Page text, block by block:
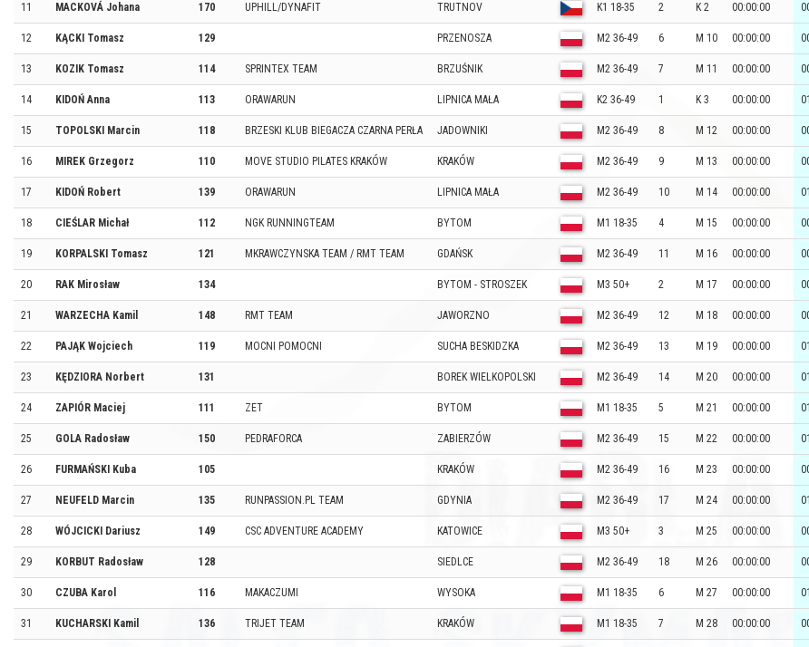
11 MACKOVÁ Johana 170 UPHILL/DYNAFIT TRUTNOV K1 18-35 2 K 2 00:00:00
12 KĄCKI Tomasz 129 PRZENOSZA M2 36-49 6 M 10 00:00:00
13 KOZIK Tomasz 114 SPRINTEX TEAM BRZUŚNIK M2 36-49 7 M 11 00:00:00
14 KIDOŃ Anna 113 ORAWARUN LIPNICA MAŁA K2 36-49 1 K 3 00:00:00
15 TOPOLSKI Marcin 118 BRZESKI KLUB BIEGACZA CZARNA PERŁA JADOWNIKI M2 36-49 8 M 12 00:00:00
16 MIREK Grzegorz 110 MOVE STUDIO PILATES KRAKÓW KRAKÓW M2 36-49 9 M 13 00:00:00
17 KIDOŃ Robert 139 ORAWARUN LIPNICA MAŁA M2 36-49 10 M 14 00:00:00
18 CIEŚLAR Michał 112 NGK RUNNINGTEAM BYTOM M1 18-35 4 M 15 00:00:00
19 KORPALSKI Tomasz 121 MKRAWCZYNSKA TEAM / RMT TEAM GDAŃSK M2 36-49 11 M 16 00:00:00
20 RAK Mirosław 134 BYTOM - STROSZEK M3 50+ 2 M 17 00:00:00
21 WARZECHA Kamil 148 RMT TEAM JAWORZNO M2 36-49 12 M 18 00:00:00
22 PAJĄK Wojciech 119 MOCNI POMOCNI SUCHA BESKIDZKA M2 36-49 13 M 19 00:00:00
23 KĘDZIORA Norbert 131 BOREK WIELKOPOLSKI M2 36-49 14 M 20 00:00:00
24 ZAPIÓR Maciej 111 ZET BYTOM M1 18-35 5 M 21 00:00:00
25 GOLA Radosław 150 PEDRAFORCA ZABIERZÓW M2 36-49 15 M 22 00:00:00
26 FURMAŃSKI Kuba 105 KRAKÓW M2 36-49 16 M 23 00:00:00
27 NEUFELD Marcin 135 RUNPASSION.PL TEAM GDYNIA M2 36-49 17 M 24 00:00:00
28 WÓJCICKI Dariusz 149 CSC ADVENTURE ACADEMY KATOWICE M3 50+ 3 M 25 00:00:00
29 KORBUT Radosław 128 SIEDLCE M2 36-49 18 M 26 00:00:00
30 CZUBA Karol 116 MAKACZUMI WYSOKA M1 18-35 6 M 27 00:00:00
31 KUCHARSKI Kamil 136 TRIJET TEAM KRAKÓW M1 18-35 7 M 28 00:00:00